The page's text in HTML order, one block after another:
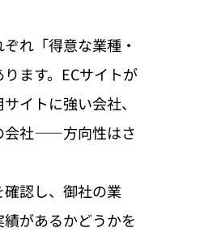
れ「得意な業種・
ます。ECサイトが
イトに強い会社、
会社——方向性はさ
認し、御社の業
があるかどうかを